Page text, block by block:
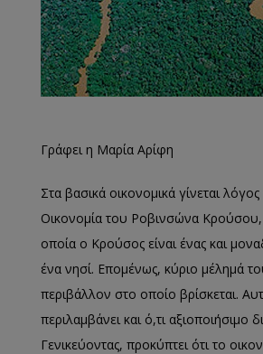
Γράφει η Μαρία Αρίφη
Στα βασικά οικονομικά γίνεται λόγος
Οικονομία του Ροβινσώνα
οποία ο Κρούσος είναι ένας και
ένα νησί. Επομένως, κύριο μέλημά
περιβάλλον στο οποίο βρίσκεται.
περιλαμβάνει και ό,τι αξιοποιήσιμο
Γενικεύοντας, προκύπτει ότι το